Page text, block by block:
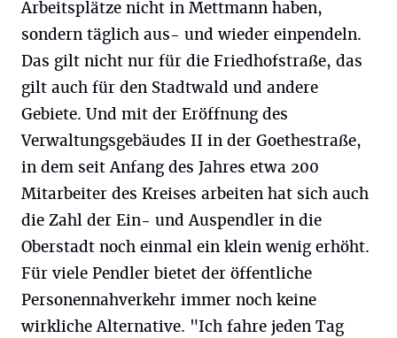
Arbeitsplätze nicht in Mettmann haben,
sondern täglich aus- und wieder einpendeln.
Das gilt nicht nur für die Friedhofstraße, das
gilt auch für den Stadtwald und andere
Gebiete. Und mit der Eröffnung des
Verwaltungsgebäudes II in der Goethestraße,
in dem seit Anfang des Jahres etwa 200
Mitarbeiter des Kreises arbeiten hat sich auch
die Zahl der Ein- und Auspendler in die
Oberstadt noch einmal ein klein wenig erhöht.
Für viele Pendler bietet der öffentliche
Personennahverkehr immer noch keine
wirkliche Alternative. "Ich fahre jeden Tag